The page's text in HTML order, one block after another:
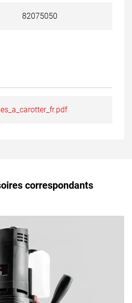
82075050
correspondants